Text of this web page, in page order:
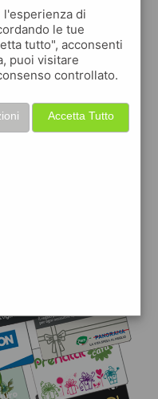
una app
'un'app per
che la usi
inbuoni sconto
di
le tue
tutto", acconsenti
puoi visitare
controllato.
Accetta Tutto